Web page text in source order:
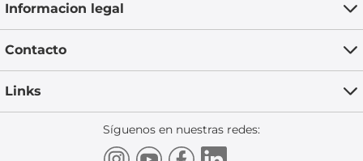
Informacion legal
Contacto
Links
Síguenos en nuestras redes: